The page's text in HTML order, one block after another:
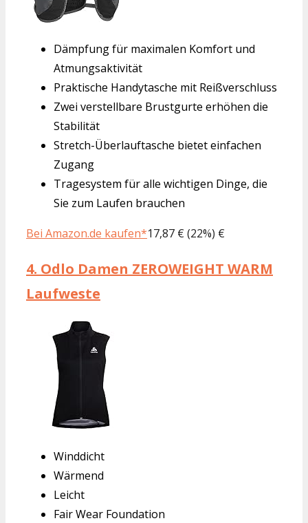
Dämpfung für maximalen Komfort und
Atmungsaktivität
Praktische Handytasche mit Reißverschluss
Zwei verstellbare Brustgurte erhöhen die
Stabilität
Stretch-Überlauftasche bietet einfachen
Zugang
Tragesystem für alle wichtigen Dinge, die
Sie zum Laufen brauchen
Bei Amazon.de kaufen*17,87 € (22%) €
4. Odlo Damen ZEROWEIGHT WARM
Laufweste
Winddicht
Wärmend
Leicht
Fair Wear Foundation